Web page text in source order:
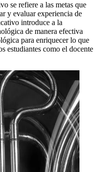
se refiere a las metas que
y evaluar experiencia de
introduce a la
de manera efectiva
para enriquecer lo que
estudiantes como el docente